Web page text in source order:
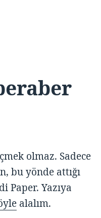
olmaz. Sadece
bu yönde attığı
Yazıya
alalım.